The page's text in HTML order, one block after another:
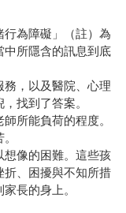
為障礙」（註）為
中所隱含的訊息到底
，以及醫院、心理
找到了答案。
所能負荷的程度。
想像的困難。這些孩
折、困擾與不知所措
長的身上。